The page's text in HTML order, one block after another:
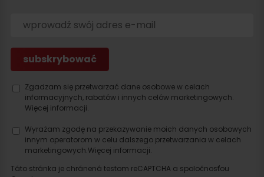
Zgadzam się przetwarzać dane osobowe w celach
informacyjnych, rabatów i innych celów marketingowych.
Więcej informacji.
Wyrażam zgodę na przekazywanie moich danych osobowych
innym operatorom w celu dalszego przetwarzania w celach
marketingowych.Więcej informacji.
Táto stránka je chránená testom reCAPTCHA a spoločnosťou